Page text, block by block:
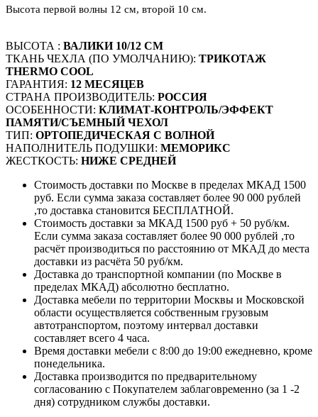
Высота первой волны 12 см, второй 10 см.
ВЫСОТА : ВАЛИКИ 10/12 СМ
ТКАНЬ ЧЕХЛА (ПО УМОЛЧАНИЮ): ТРИКОТАЖ
THERMO COOL
ГАРАНТИЯ: 12 МЕСЯЦЕВ
СТРАНА ПРОИЗВОДИТЕЛЬ: РОССИЯ
ОСОБЕННОСТИ: КЛИМАТ-КОНТРОЛЬ/ЭФФЕКТ
ПАМЯТИ/СЪЕМНЫЙ ЧЕХОЛ
ТИП: ОРТОПЕДИЧЕСКАЯ С ВОЛНОЙ
НАПОЛНИТЕЛЬ ПОДУШКИ: МЕМОРИКС
ЖЕСТКОСТЬ: НИЖЕ СРЕДНЕЙ
Стоимость доставки по Москве в пределах МКАД 1500
руб. Если сумма заказа составляет более 90 000 рублей
,то доставка становится БЕСПЛАТНОЙ.
Стоимость доставки за МКАД 1500 руб + 50 руб/км.
Если сумма заказа составляет более 90 000 рублей ,то
расчёт производиться по расстоянию от МКАД до места
доставки из расчёта 50 руб/км.
Доставка до транспортной компании (по Москве в
пределах МКАД) абсолютно бесплатно.
Доставка мебели по территории Москвы и Московской
области осуществляется собственным грузовым
автотранспортом, поэтому интервал доставки
составляет всего 4 часа.
Время доставки мебели с 8:00 до 19:00 ежедневно, кроме
понедельника.
Доставка производится по предварительному
согласованию с Покупателем заблаговременно (за 1 -2
дня) сотрудником службы доставки.